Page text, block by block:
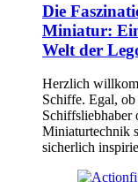
Die
Miniatur:
Welt der
Herzlich
Schiffe. Egal, ob
Schiffsliebhaber
Miniaturtechnik
sicherlich